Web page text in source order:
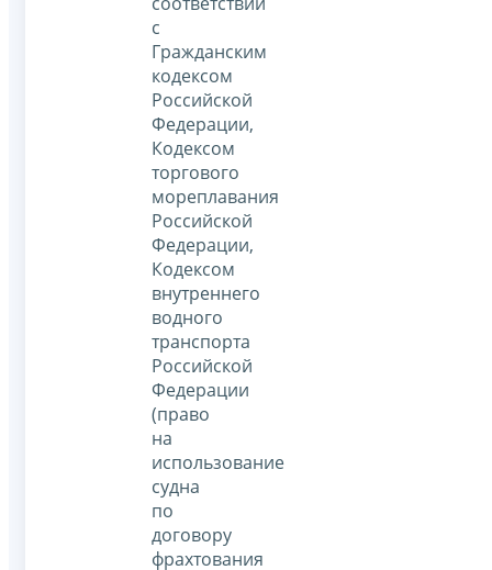
с
Гражданским
кодексом
Российской
Федерации,
Кодексом
торгового
мореплавания
Российской
Федерации,
Кодексом
внутреннего
водного
транспорта
Российской
Федерации
(право
на
использование
судна
по
договору
фрахтования